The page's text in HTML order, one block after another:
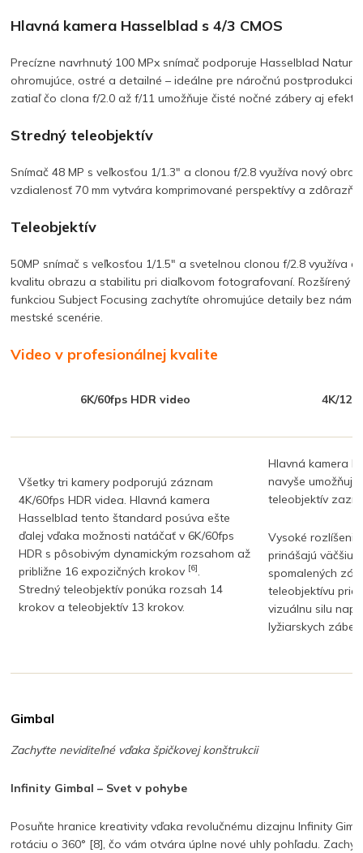
Hlavná kamera Hasselblad s 4/3 CMOS
Precízne navrhnutý 100 MPx snímač podporuje Hasselblad
ohromujúce, ostré a detailné – ideálne pre náročnú
zatiaľ čo clona f/2.0 až f/11 umožňuje čisté nočné zábery aj
Stredný teleobjektív
Snímač 48 MP s veľkosťou 1/1.3″ a clonou f/2.8 využíva nový
vzdialenosť 70 mm vytvára komprimované perspektívy a
Teleobjektív
50MP snímač s veľkosťou 1/1.5″ a svetelnou clonou f/2.8 využíva
kvalitu obrazu a stabilitu pri diaľkovom fotografovaní. Rozšírený
funkciou Subject Focusing zachytíte ohromujúce detaily bez
mestské scenérie.
Video v profesionálnej kvalite
6K/60fps HDR video 4K/
Všetky tri kamery podporujú záznam
4K/60fps HDR videa. Hlavná kamera
Hasselblad tento štandard posúva ešte
ďalej vďaka možnosti natáčať v 6K/60fps
HDR s pôsobivým dynamickým rozsahom až
približne 16 expozičných krokov [6].
Stredný teleobjektív ponúka rozsah 14
krokov a teleobjektív 13 krokov.
Hlavná kamera
navyše
teleobjektív
Vysoké
prinášajú väčšiu
spomalených
teleobjektívu
vizuálnu silu
lyžiarskych
Gimbal
Zachyťte neviditeľné vďaka špičkovej konštrukcii
Infinity Gimbal – Svet v pohybe
Posuňte hranice kreativity vďaka revolučnému dizajnu Infinity
rotáciu o 360° [8], čo vám otvára úplne nové uhly pohľadu.